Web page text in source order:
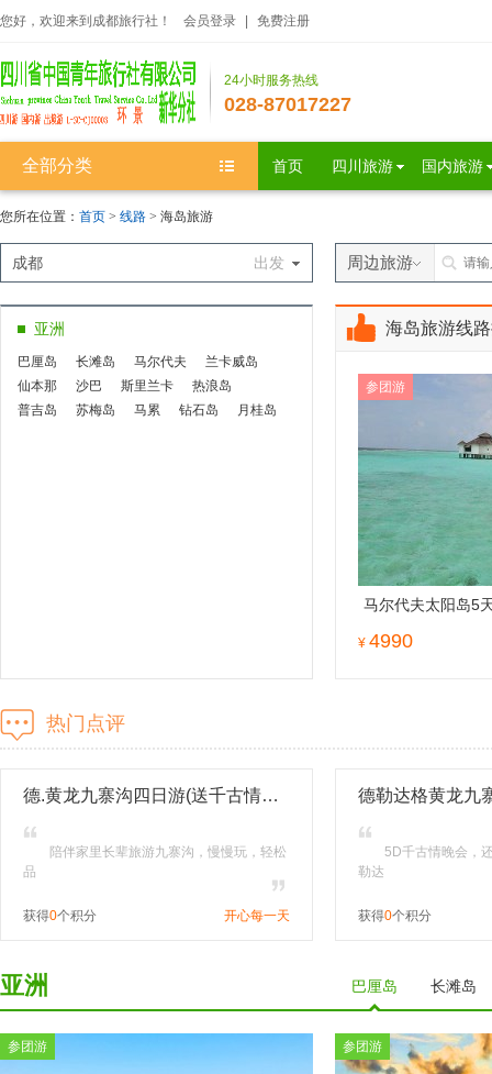
您好，欢迎来到成都旅行社！ 会员登录 免费注册
24小时服务热线
028-87017227
全部分类 首页 四川旅游 国内旅游
您所在位置： 首页 > 线路 > 海岛旅游
出发
成都 周边旅游
亚洲
巴厘岛 长滩岛 马尔代夫
兰卡威岛
仙本那
沙巴 斯里兰卡
热浪岛
普吉岛
苏梅岛 马累 钻石岛
月桂岛
海岛旅游线
参团游
马尔代夫太阳岛5
尔代夫自由行旅游
¥ 4990
热门点评
德.黄龙九寨沟四日游(送千古情晚会+土火锅.纯玩0自费,三环内接)
陪伴家里长辈旅游九寨沟，慢慢玩，轻松
品
开心每一天
获得0个积分
德勒达格黄龙九
5D千古情晚会，
勒达
获得0个积分
亚洲 巴厘岛 长滩岛
参团游 参团游